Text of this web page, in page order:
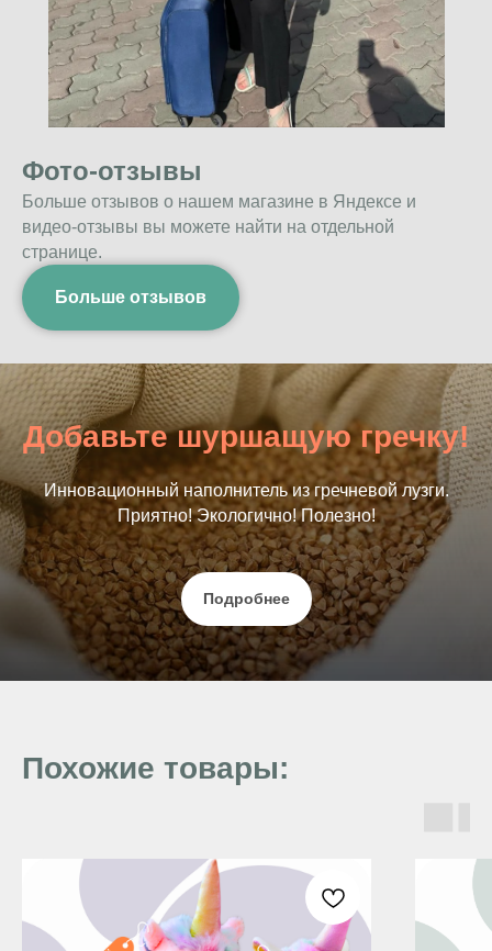
Фото-отзывы
Больше отзывов о нашем магазине в Яндексе и
видео-отзывы вы можете найти на отдельной
странице.
Больше отзывов
Добавьте шуршащую гречку!
Инновационный наполнитель из гречневой лузги.
Приятно! Экологично! Полезно!
Подробнее
Похожие товары: